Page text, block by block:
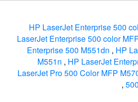
HP LaserJet Enterprise 500
LaserJet Enterprise 500 color
Enterprise 500 M551dn , HP
M551n , HP LaserJet
LaserJet Pro 500 Color MFP
,